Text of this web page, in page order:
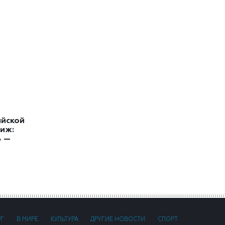
—
В МИРЕ КУЛЬТУРА ДРУГИЕ НОВОСТИ СПОРТ